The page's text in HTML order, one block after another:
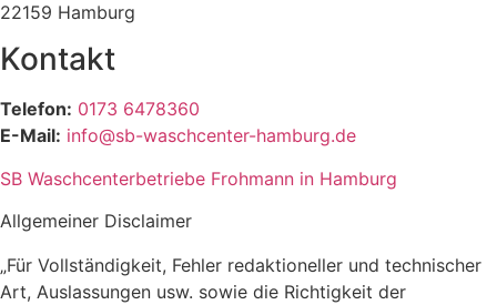
22159 Hamburg
Kontakt
Telefon: 0173 6478360
E-Mail: info@sb-waschcenter-hamburg.de
SB Waschcenterbetriebe Frohmann in Hamburg
Allgemeiner Disclaimer
„Für Vollständigkeit, Fehler redaktioneller und technischer
Art, Auslassungen usw. sowie die Richtigkeit der